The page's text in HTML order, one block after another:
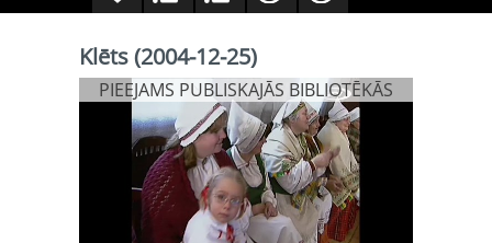
Klēts (2004-12-25)
PIEEJAMS PUBLISKAJĀS BIBLIOTĒKĀS